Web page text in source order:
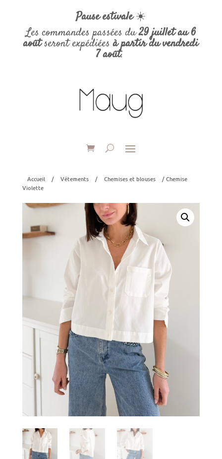
Pause estivale☀️
Les commandes passées du29 juillet au 6
aoûtseront expédiéesà partir du vendredi
7 août.
Accueil / Vêtements / Chemises et blouses
/ Chemise
Violette